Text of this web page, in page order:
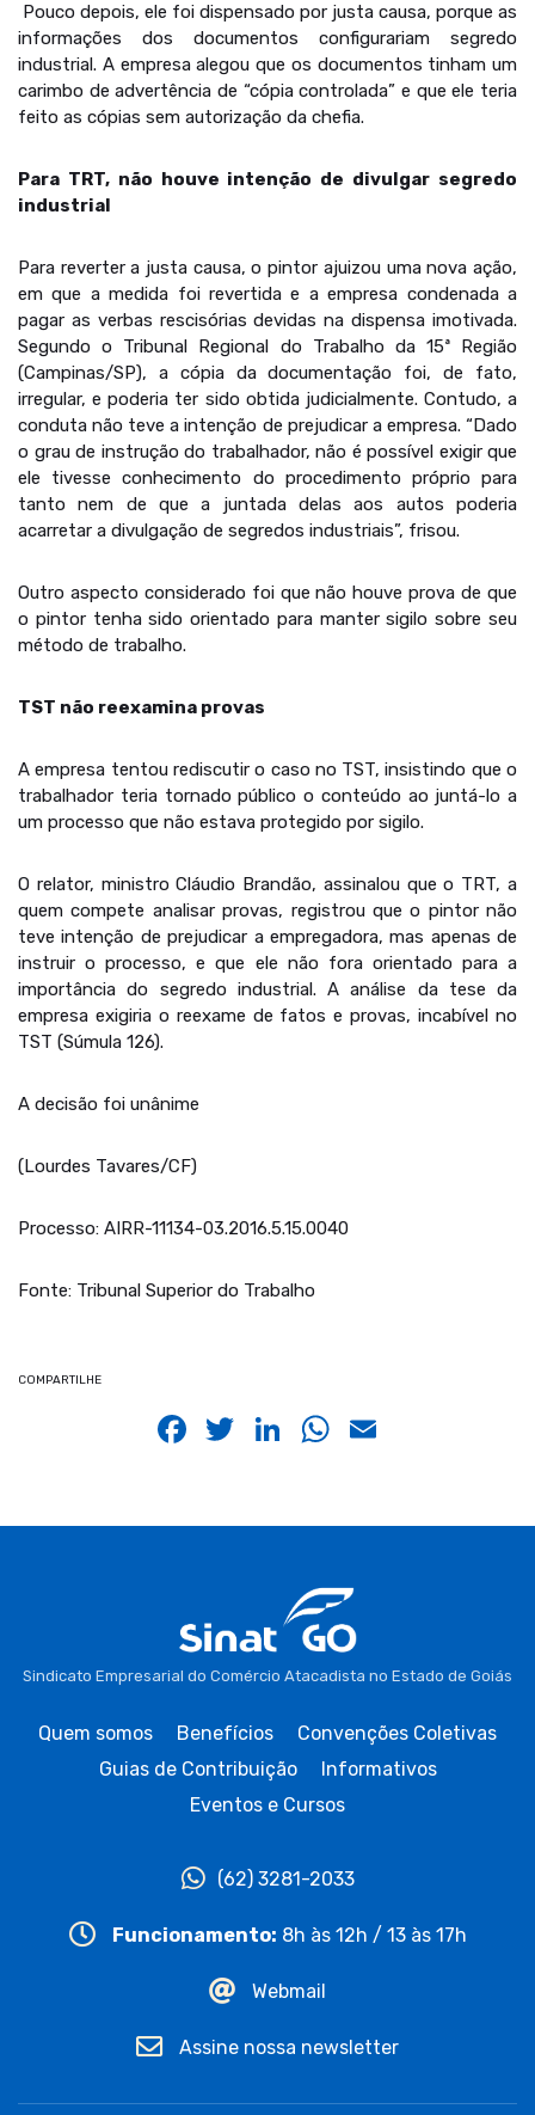
Pouco depois, ele foi dispensado por justa causa, porque as
informações dos documentos configurariam segredo
industrial. A empresa alegou que os documentos tinham um
carimbo de advertência de “cópia controlada” e que ele teria
feito as cópias sem autorização da chefia.
Para TRT, não houve intenção de divulgar segredo
industrial
Para reverter a justa causa, o pintor ajuizou uma nova ação,
em que a medida foi revertida e a empresa condenada a
pagar as verbas rescisórias devidas na dispensa imotivada.
Segundo o Tribunal Regional do Trabalho da 15ª Região
(Campinas/SP), a cópia da documentação foi, de fato,
irregular, e poderia ter sido obtida judicialmente. Contudo, a
conduta não teve a intenção de prejudicar a empresa. “Dado
o grau de instrução do trabalhador, não é possível exigir que
ele tivesse conhecimento do procedimento próprio para
tanto nem de que a juntada delas aos autos poderia
acarretar a divulgação de segredos industriais”, frisou.
Outro aspecto considerado foi que não houve prova de que
o pintor tenha sido orientado para manter sigilo sobre seu
método de trabalho.
TST não reexamina provas
A empresa tentou rediscutir o caso no TST, insistindo que o
trabalhador teria tornado público o conteúdo ao juntá-lo a
um processo que não estava protegido por sigilo.
O relator, ministro Cláudio Brandão, assinalou que o TRT, a
quem compete analisar provas, registrou que o pintor não
teve intenção de prejudicar a empregadora, mas apenas de
instruir o processo, e que ele não fora orientado para a
importância do segredo industrial. A análise da tese da
empresa exigiria o reexame de fatos e provas, incabível no
TST (Súmula 126).
A decisão foi unânime
(Lourdes Tavares/CF)
Processo: AIRR-11134-03.2016.5.15.0040
Fonte: Tribunal Superior do Trabalho
COMPARTILHE
Facebook
Twitter
LinkedIn
WhatsApp
Sindicato Empresarial do Comércio Atacadista no Estado de Goiás
Quem somos Benefícios
Convenções Coletivas
Guias de Contribuição
Informativos
Eventos e Cursos
(62) 3281-2033
Funcionamento: 8h às 12h / 13 às 17h
Webmail
Assine nossa newsletter